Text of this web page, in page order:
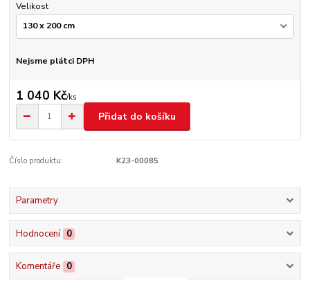
Velikost
Nejsme plátci DPH
1 040 Kč/ks
Přidat do košíku
Číslo produktu: K23-00085
Parametry
Hodnocení 0
Komentáře 0